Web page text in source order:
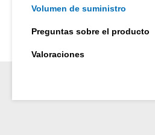
Volumen de suministro
Preguntas sobre el producto
Valoraciones